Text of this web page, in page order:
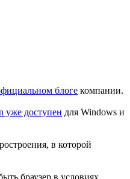
блоге компании.
уже доступен для Windows и
в которой
браузер в условиях